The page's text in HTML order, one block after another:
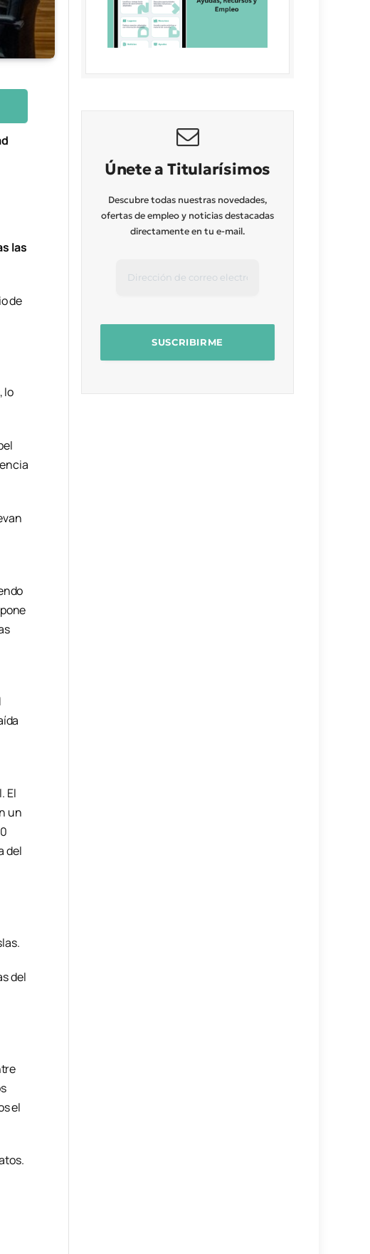
las
de
lo
El
un
del
del
el
Únete a Titularísimos
Descubre todas nuestras novedades,
ofertas de empleo y noticias destacadas
directamente en tu e-mail.